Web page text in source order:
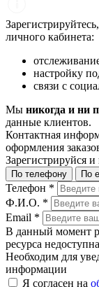
личного кабинета:
настройку
связи с
Мы никогда и ни
данные клиентов.
Контактная
оформления
Зарегистрируйся
По телефону По
Телефон *
Ф.И.О. *
Email *
В данный момент
ресурса недоступна
Необходим для
информации
Я согласен на